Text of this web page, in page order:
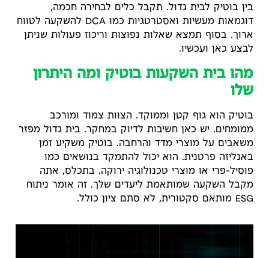
בין בוטיק לבית גדול. תקבל כלים לבחירה חכמה,
דוגמאות מעשיות ואסטרטגיות כמו DCA להשקעה לטווח
ארוך. בסוף תמצא שאלות נפוצות וריכוז פעולות שניתן
לבצע כאן ועכשיו.
מהו בית השקעות בוטיק ומה היתרון
שלו
בוטיק הוא גוף קטן וממוקד. הצוות צמוד ומורכב
ממומחים. יש כאן חשיבות לדיוק במחקר. בית גדול מפזר
משאבים על מוצרי מדד והרחבה. בוטיק משקיע זמן
באנליזה פרטנית. הוא יכול להתמקד בנושאים כמו
פוסיל-פרי או מוצרי טכנולוגיה ירוקה. בתכלס, אתה
מקבל השקעה שמותאמת ליעדים שלך. זה אומר ניתוח
ESG מותאם סקטורית, לא סתם ציון כולל.